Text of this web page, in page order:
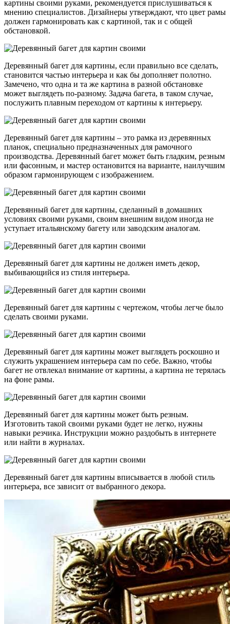
картины своими руками, рекомендуется прислушиваться к
мнению специалистов. Дизайнеры утверждают, что цвет рамы
должен гармонировать как с картиной, так и с общей
обстановкой.
Деревянный багет для картины, если правильно все сделать,
становится частью интерьера и как бы дополняет полотно.
Замечено, что одна и та же картина в разной обстановке
может выглядеть по-разному. Задача багета, в таком случае,
послужить плавным переходом от картины к интерьеру.
Деревянный багет для картины – это рамка из деревянных
планок, специально предназначенных для рамочного
производства. Деревянный багет может быть гладким, резным
или фасонным, и мастер остановится на варианте, наилучшим
образом гармонирующем с изображением.
Деревянный багет для картины, сделанный в домашних
условиях своими руками, своим внешним видом иногда не
уступает итальянскому багету или заводским аналогам.
Деревянный багет для картины не должен иметь декор,
выбивающийся из стиля интерьера.
Деревянный багет для картины с чертежом, чтобы легче было
сделать своими руками.
Деревянный багет для картины может выглядеть роскошно и
служить украшением интерьера сам по себе. Важно, чтобы
багет не отвлекал внимание от картины, а картина не терялась
на фоне рамы.
Деревянный багет для картины может быть резным.
Изготовить такой своими руками будет не легко, нужны
навыки резчика. Инструкции можно раздобыть в интернете
или найти в журналах.
Деревянный багет для картины вписывается в любой стиль
интерьера, все зависит от выбранного декора.